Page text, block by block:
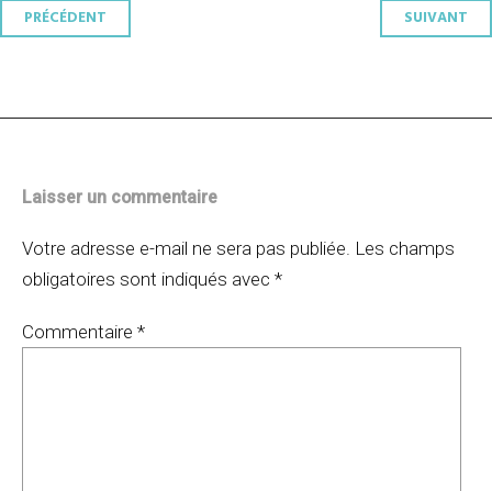
Navigation
PRÉCÉDENT SUIVANT
Laisser un commentaire
Votre adresse e-mail ne sera pas publiée. Les champs
obligatoires sont indiqués avec *
Commentaire *